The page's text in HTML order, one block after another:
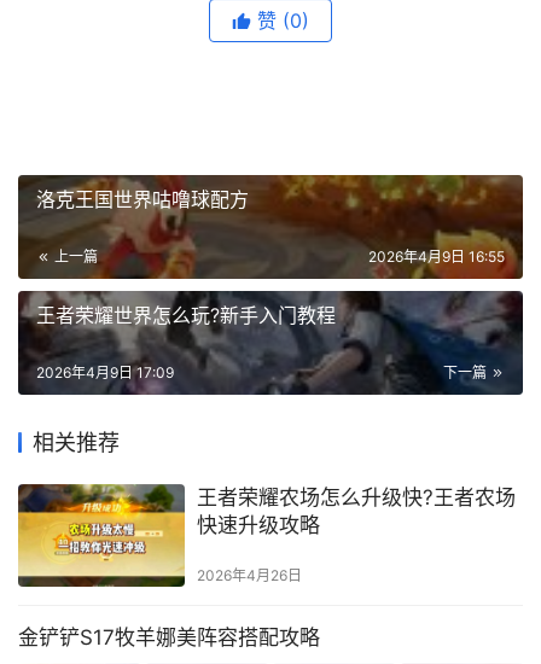
赞 (0)
洛克王国世界咕噜球配方
上一篇 2026年4月9日 16:55
王者荣耀世界怎么玩?新手入门教程
下一篇
2026年4月9日 17:09
相关推荐
王者荣耀农场怎么升级快?王者农场
快速升级攻略
2026年4月26日
金铲铲S17牧羊娜美阵容搭配攻略